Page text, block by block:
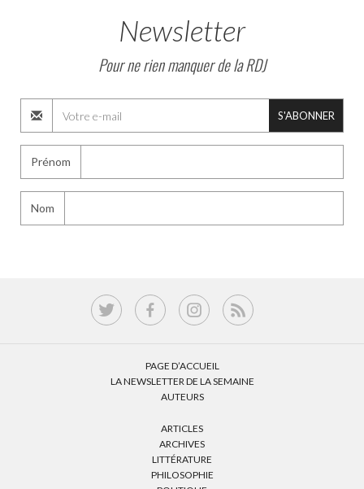
Newsletter
Pour ne rien manquer de la RDJ
S'ABONNER
Prénom
Nom
PAGE D’ACCUEIL
LA NEWSLETTER DE LA SEMAINE
AUTEURS
ARTICLES
ARCHIVES
LITTÉRATURE
PHILOSOPHIE